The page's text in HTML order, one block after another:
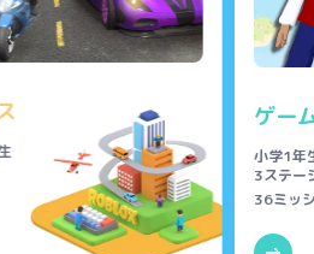
ゲー
小学1年
3ステー
36ミッ